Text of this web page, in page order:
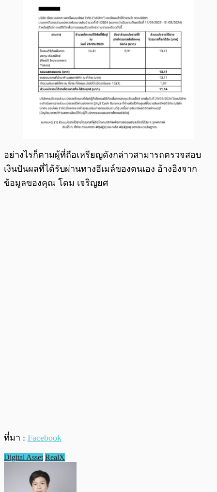
อย่างไรก็ตามผู้ที่ถือเหรียญดังกล่าวสามารถตรวจสอบ
เงินปันผลที่ได้รับผ่านทางอีเมล์ของตนเอง อ้างอิงจาก
ข้อมูลของคุณ โดม เจริญยศ
ที่มา : Facebook
Digital Asset RealX